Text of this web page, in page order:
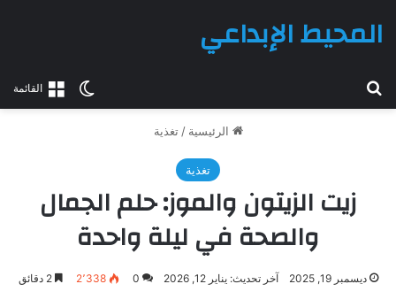
القائمةالوضع
المحيط الإبداعي
الرئيسية / تغذية
تغذية
زيت الزيتون والموز: حلم الجمال
والصحة في ليلة واحدة
ديسمبر 19, 2025 آخر تحديث: يناير 12, 2026 0 2٬338 2 دقائق